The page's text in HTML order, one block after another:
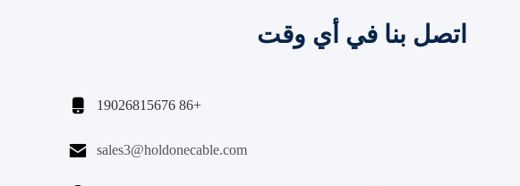
اتصل بنا في أي وقت
 +86 19026815676
 sales3@holdonecable.com